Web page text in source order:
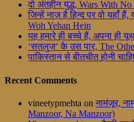
दो अंतहीन युद्ध, Wars With
जिन्हें नाज़ है हिन्द पर वो यहाँ
Woh Yehan Hein
यह हमारे ही बच्चे हैं, अपना ही
‘सतलुज’ के उस पार, The
पाकिस्तान से बीतचीत होनी
Recent Comments
vineetypmehta on नामंजूर,
Manzoor, Na Manzoor)